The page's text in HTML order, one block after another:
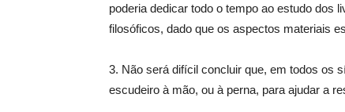
poderia dedicar todo o tempo ao estudo dos
filosóficos, dado que os aspectos materiais
3. Não será difícil concluir que, em todos os
escudeiro à mão, ou à perna, para ajudar a